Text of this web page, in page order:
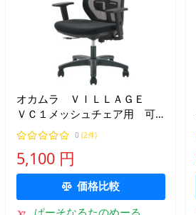
オカムラ ＶＩＬＬＡＧＥ
ＶＣ１メッシュチェア用 可
動肘 ８ＶＣ１ＭＺ−ＧＢ８
５ １セット
0 (2件)
5,100 円
価格比較
ぱーそなるたのめーる